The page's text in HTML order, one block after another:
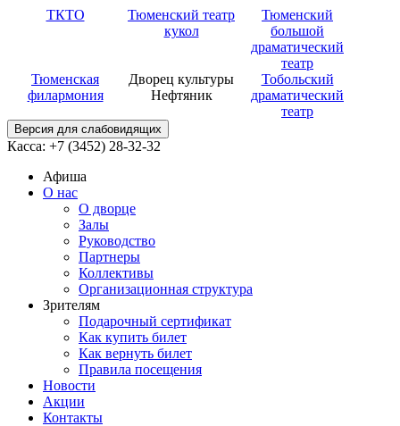
ТКТО
Тюменский театр
кукол
Тюменский
большой
драматический
театр
Тюменская
филармония
Дворец культуры
Нефтяник
Тобольский
драматический
театр
Версия для слабовидящих
Касса: +7 (3452) 28-32-32
Афиша
О нас
О дворце
Залы
Руководство
Партнеры
Коллективы
Организационная структура
Зрителям
Подарочный сертификат
Как купить билет
Как вернуть билет
Правила посещения
Новости
Акции
Контакты